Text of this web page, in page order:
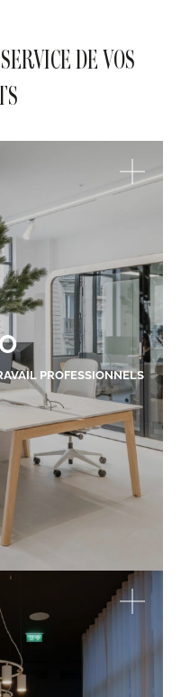
DE VOS
PROFESSIONNELS